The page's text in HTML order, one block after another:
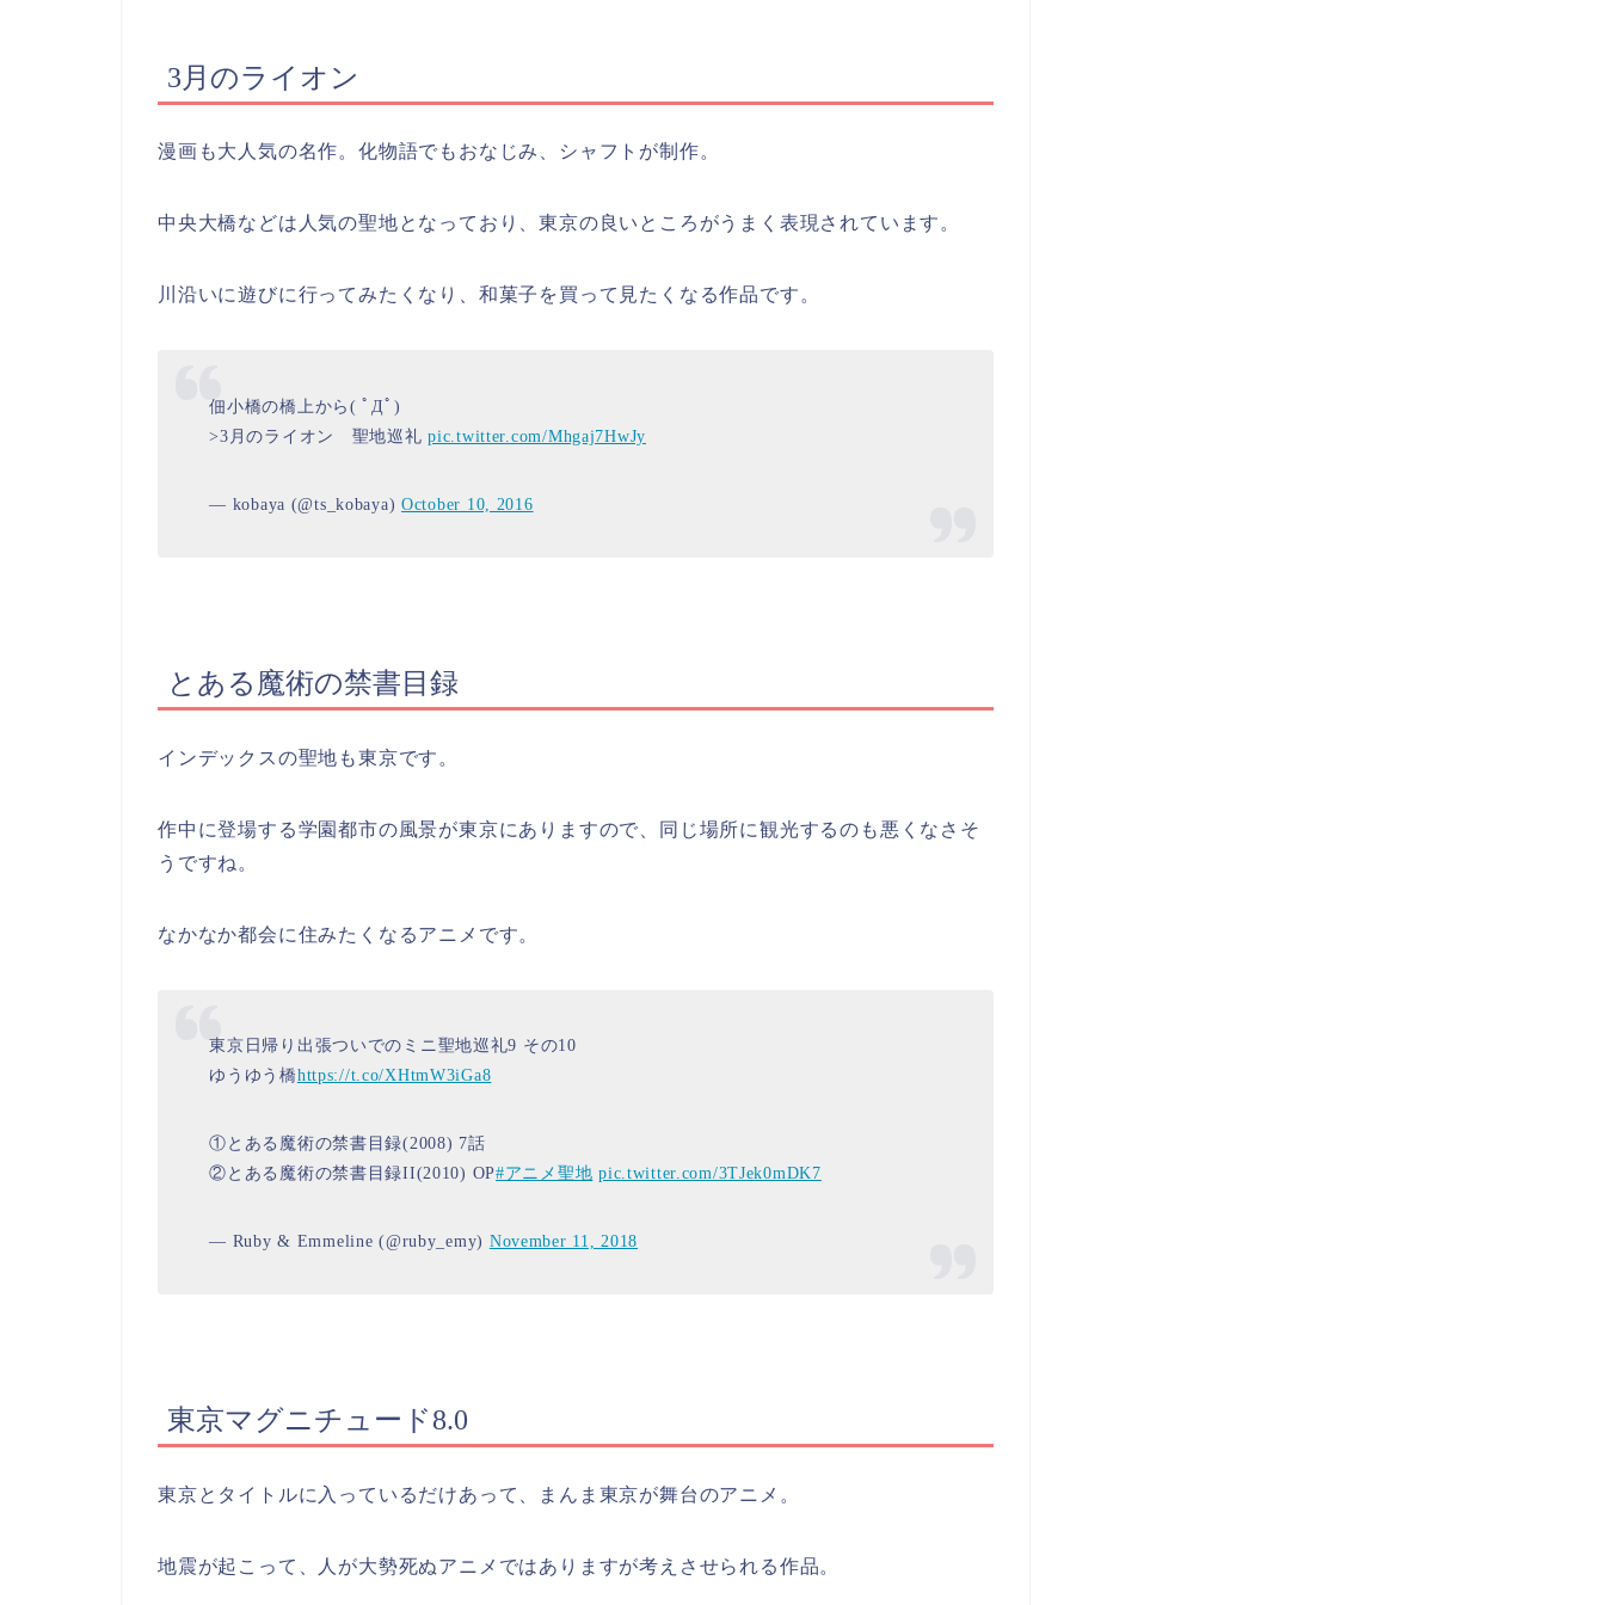
3月のライオン
漫画も大人気の名作。化物語でもおなじみ、シャフトが制作。
中央大橋などは人気の聖地となっており、東京の良いところがうまく表現されています。
川沿いに遊びに行ってみたくなり、和菓子を買って見たくなる作品です。
佃小橋の橋上から( ﾟДﾟ)
>3月のライオン 聖地巡礼pic.twitter.com/Mhgaj7HwJy
— kobaya (@ts_kobaya)October 10, 2016
とある魔術の禁書目録
インデックスの聖地も東京です。
作中に登場する学園都市の風景が東京にありますので、同じ場所に観光するのも悪くなさそ
うですね。
なかなか都会に住みたくなるアニメです。
東京日帰り出張ついでのミニ聖地巡礼9 その10
ゆうゆう橋https://t.co/XHtmW3iGa8
①とある魔術の禁書目録(2008) 7話
②とある魔術の禁書目録II(2010) OP#アニメ聖地 pic.twitter.com/3TJek0mDK7
— Ruby & Emmeline (@ruby_emy) November 11, 2018
東京マグニチュード8.0
東京とタイトルに入っているだけあって、まんま東京が舞台のアニメ。
地震が起こって、人が大勢死ぬアニメではありますが考えさせられる作品。